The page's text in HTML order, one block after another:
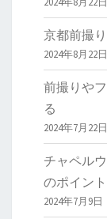
京都前撮
2024年8月22日
前撮りや
る
2024年7月22日
チャペル
のポイント
2024年7月9日